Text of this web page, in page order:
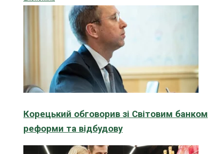
Корецький обговорив зі Світовим банком
реформи та відбудову